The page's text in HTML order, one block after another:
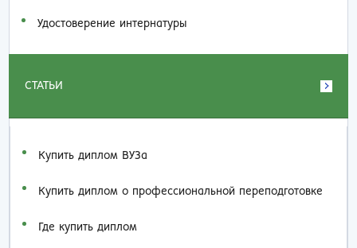
Удостоверение интернатуры
СТАТЬИ
Купить диплом ВУЗа
Купить диплом о профессиональной переподготовке
Где купить диплом